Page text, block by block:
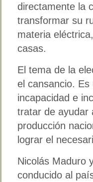
directamente la
transformar su
materia
casas.
El tema de la
el cansancio.
incapacidad e
tratar de ayudar
producción
lograr el
Nicolás Maduro
conducido al